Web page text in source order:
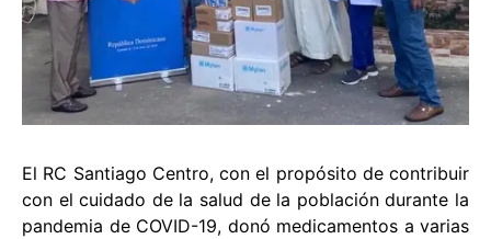
El RC Santiago Centro, con el propósito de contribuir
con el cuidado de la salud de la población durante la
pandemia de COVID-19, donó medicamentos a varias